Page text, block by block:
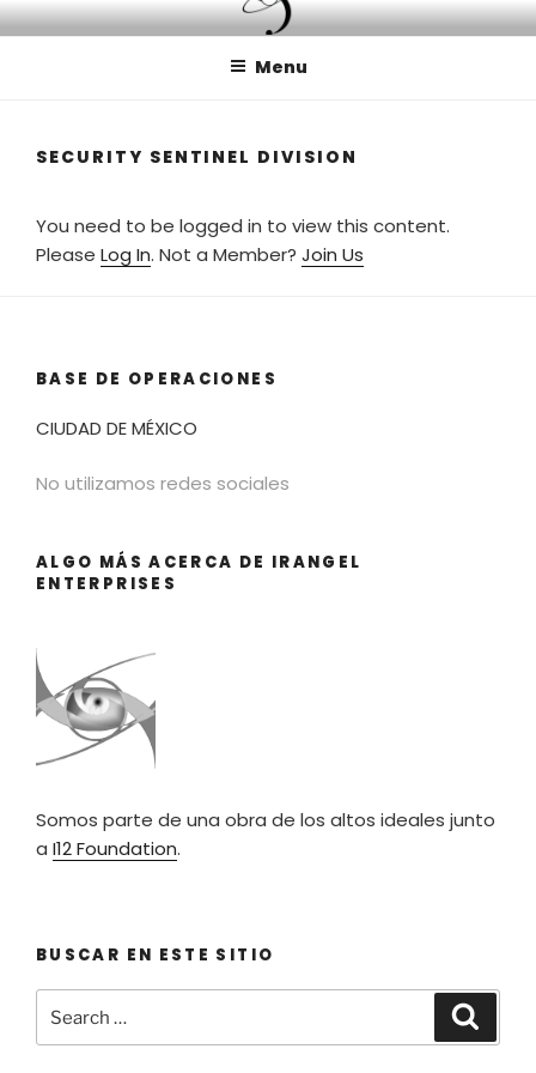
Skip
to
IRANGEL ENTERPRISES
investigación y desarrollo científico e industrial
Menu
SECURITY SENTINEL DIVISION
You need to be logged in to view this content.
Please Log In. Not a Member? Join Us
BASE DE OPERACIONES
CIUDAD DE MÉXICO
No utilizamos redes sociales
ALGO MÁS ACERCA DE IRANGEL
ENTERPRISES
Somos parte de una obra de los altos ideales junto
a I12 Foundation.
BUSCAR EN ESTE SITIO
for: